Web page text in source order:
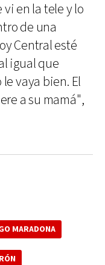
vi en la tele y lo
de una
Central esté
igual que
vaya bien. El
a su mamá",
MARADONA